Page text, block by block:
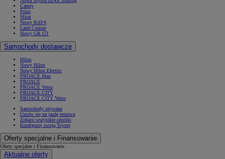
Camry
Prius
Mirai
Nowy RAV4
Land Cruiser
Nowy GR GT
Samochody dostawcze
Hilux
Nowy Hilux
Nowy Hilux Electric
PROACE Max
PROACE
PROACE Verso
PROACE CITY
PROACE CITY Verso
Samochody używane
Umów się na jazdę testową
Zobacz wszystkie cenniki
Konfiguruj swoją Toyotę
Oferty specjalne i Finansowanie
Oferty specjalne i Finansowanie
Aktualne oferty